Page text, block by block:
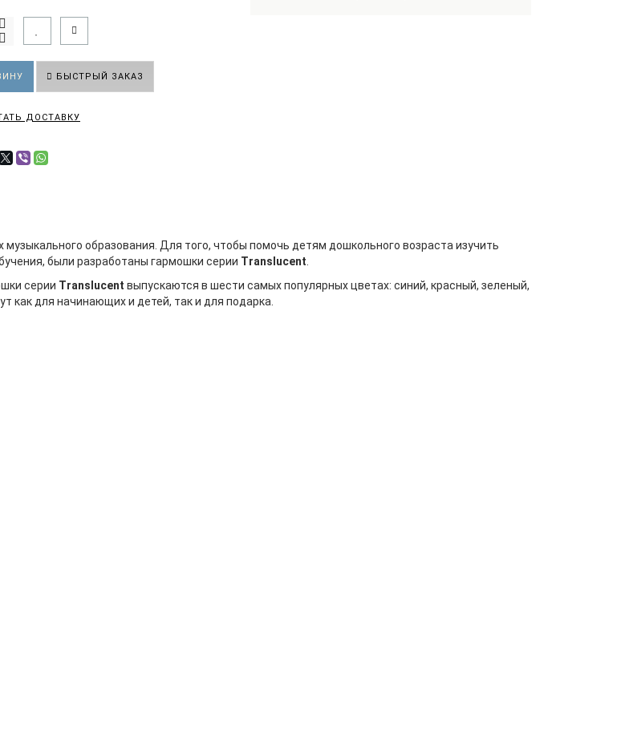
БЫСТРЫЙ ЗАКАЗ
ДОСТАВКУ
музыкального образования. Для того, чтобы помочь детям дошкольного возраста изучить
были разработаны гармошки серии Translucent
серии Translucent выпускаются в шести самых популярных цветах: синий, красный, зеленый,
для начинающих и детей, так и для подарка.